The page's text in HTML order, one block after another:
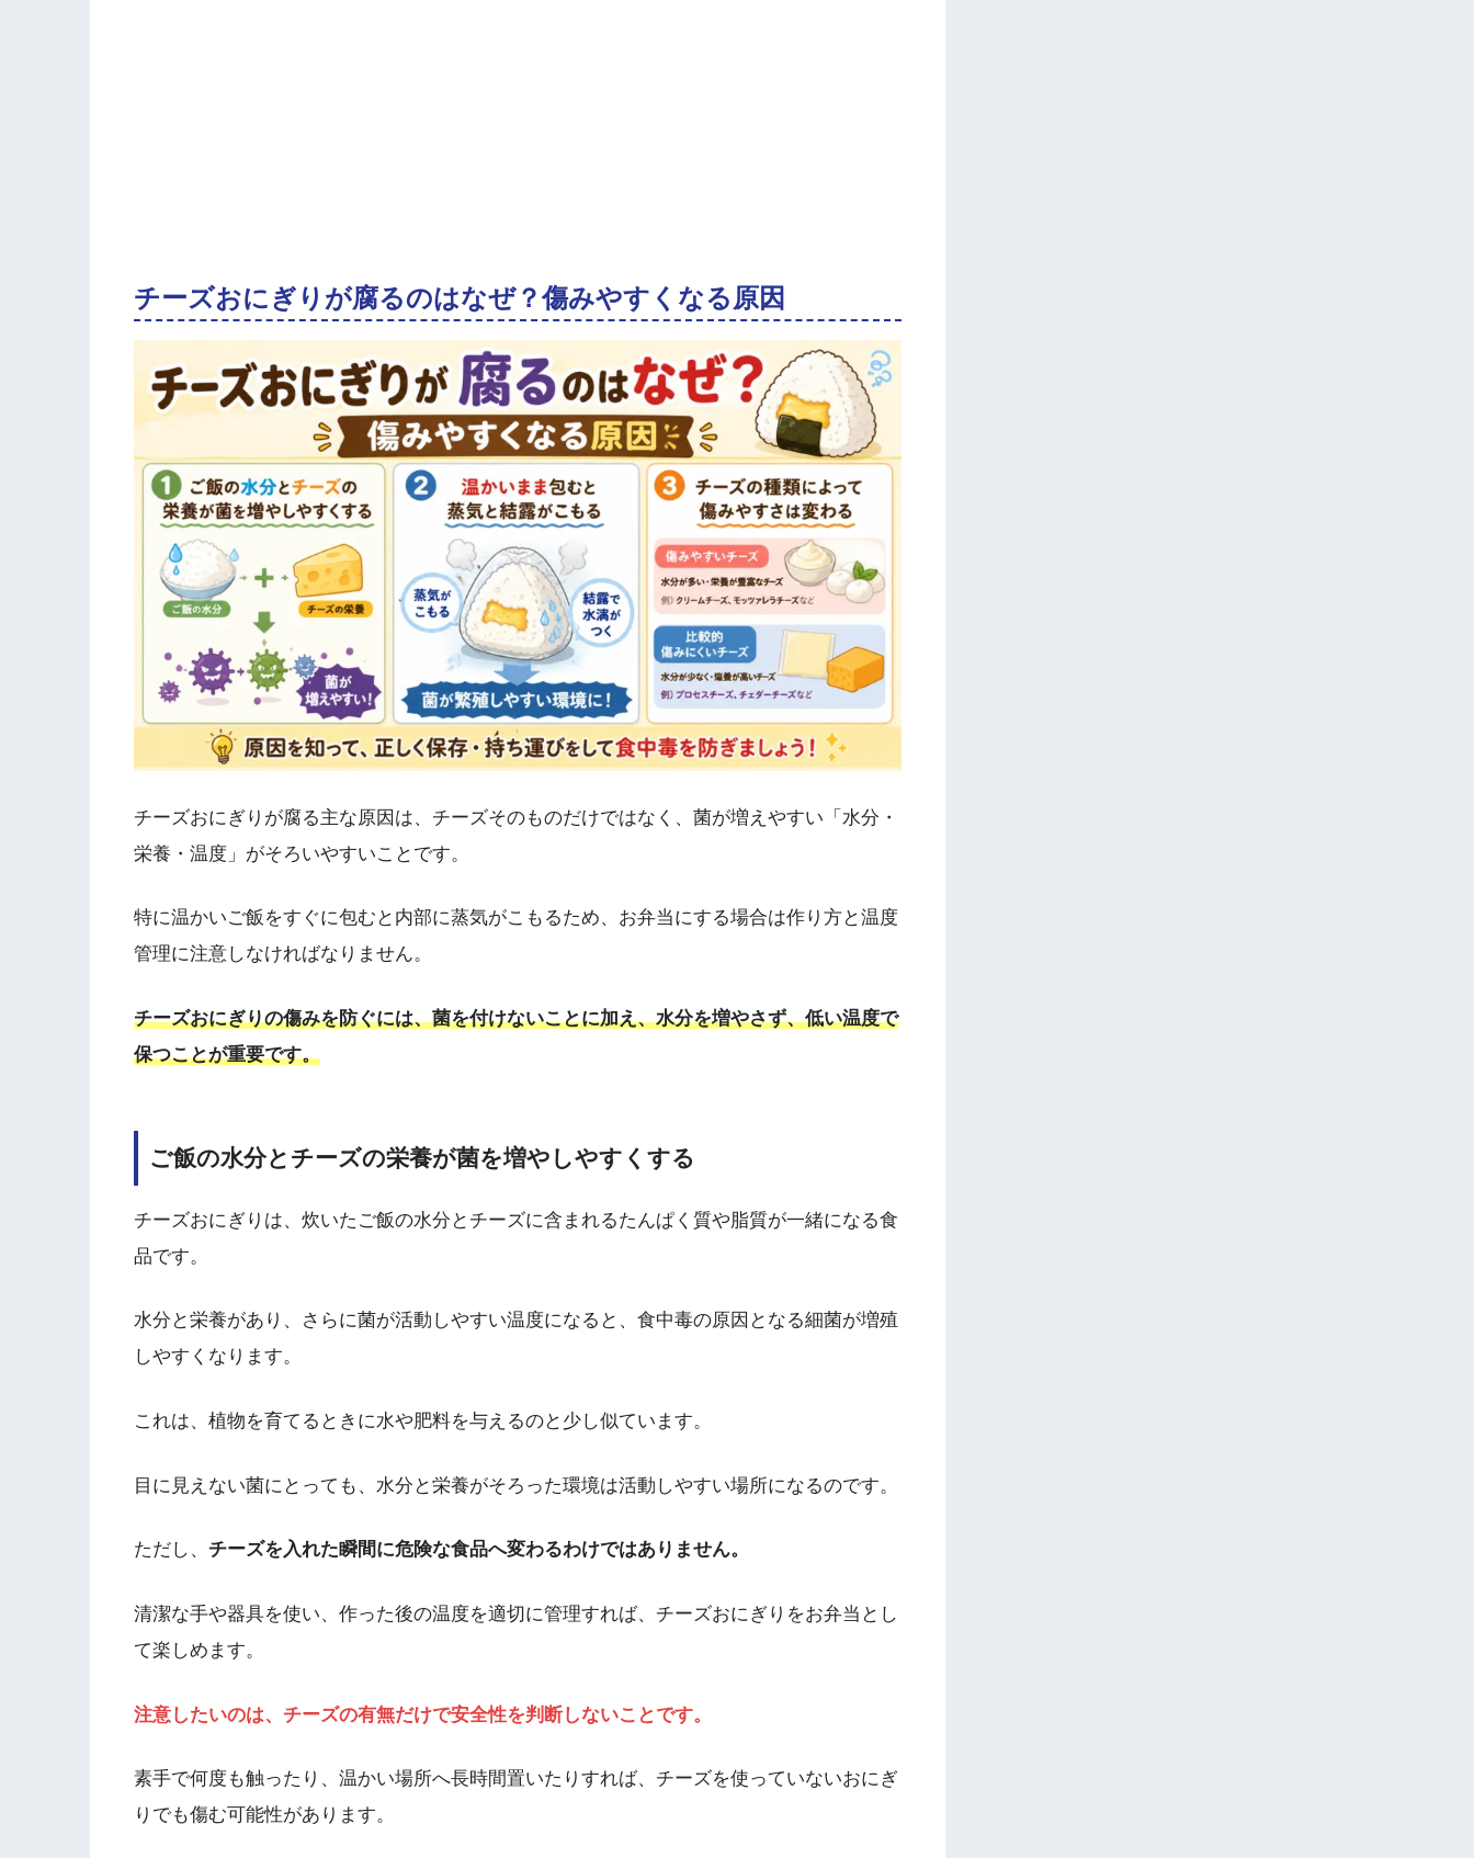
チーズおにぎりが腐るのはなぜ？傷みやすくなる原因
チーズおにぎりが腐る主な原因は、チーズそのものだけではなく、菌が増えやすい「水分・
栄養・温度」がそろいやすいことです。
特に温かいご飯をすぐに包むと内部に蒸気がこもるため、お弁当にする場合は作り方と温度
管理に注意しなければなりません。
チーズおにぎりの傷みを防ぐには、菌を付けないことに加え、水分を増やさず、低い温度で
保つことが重要です。
ご飯の水分とチーズの栄養が菌を増やしやすくする
チーズおにぎりは、炊いたご飯の水分とチーズに含まれるたんぱく質や脂質が一緒になる食
品です。
水分と栄養があり、さらに菌が活動しやすい温度になると、食中毒の原因となる細菌が増殖
しやすくなります。
これは、植物を育てるときに水や肥料を与えるのと少し似ています。
目に見えない菌にとっても、水分と栄養がそろった環境は活動しやすい場所になるのです。
ただし、 チーズを入れた瞬間に危険な食品へ変わるわけではありません。
清潔な手や器具を使い、作った後の温度を適切に管理すれば、チーズおにぎりをお弁当とし
て楽しめます。
注意したいのは、チーズの有無だけで安全性を判断しないことです。
素手で何度も触ったり、温かい場所へ長時間置いたりすれば、チーズを使っていないおにぎ
りでも傷む可能性があります。